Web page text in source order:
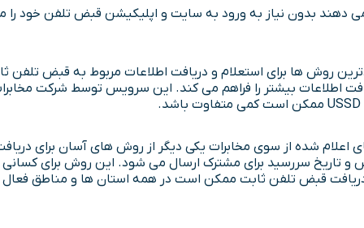
از پرکاربردترین روش ها برای استعلام و دریافت اطلاعات مربوط به
بیشتر را فراهم می کند. این سرویس توسط شرکت مخابرات
اعلام شده از سوی مخابرات یکی دیگر از روش های آسان برای
و تاریخ سررسید برای مشترک ارسال می شود. این روش برای
قبض تلفن ثابت ممکن است در همه استان ها و مناطق فعال